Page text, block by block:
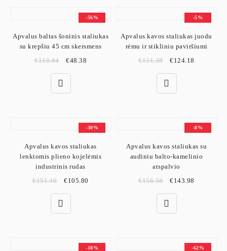
-56%
Apvalus baltas šoninis staliukas
su krepšiu 45 cm skersmens
€110.84 €48.38
-5%
Apvalus kavos staliukas juodu
rėmu ir stikliniu paviršiumi
€131.38 €124.18
-30%
Apvalus kavos staliukas
lenktomis plieno kojelėmis
industrinis rudas
€151.16 €105.80
-8%
Apvalus kavos staliukas su
audiniu balto-kamelinio
atspalvio
€156.58 €143.98
-18% -62%